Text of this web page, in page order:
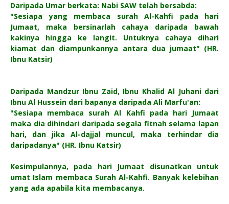
Daripada Umar berkata: Nabi SAW telah bersabda:
"Sesiapa yang membaca surah Al-Kahfi pada hari
Jumaat, maka bersinarlah cahaya daripada bawah
kakinya hingga ke langit. Untuknya cahaya dihari
kiamat dan diampunkannya antara dua jumaat" (HR.
Ibnu Katsir)
Daripada Mandzur Ibnu Zaid, Ibnu Khalid Al Juhani dari
Ibnu Al Hussein dari bapanya daripada Ali Marfu'an:
"Sesiapa membaca surah Al Kahfi pada hari Jumaat
maka dia dihindari daripada segala fitnah selama lapan
hari, dan jika Al-dajjal muncul, maka terhindar dia
daripadanya" (HR. Ibnu Katsir)
Kesimpulannya, pada hari Jumaat disunatkan untuk
umat Islam membaca Surah Al-Kahfi. Banyak kelebihan
yang ada apabila kita membacanya.